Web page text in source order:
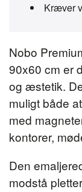
Nobo
90x60 cm er
og æstetik.
muligt både
med
kontorer,
Den
modstå
Kræver